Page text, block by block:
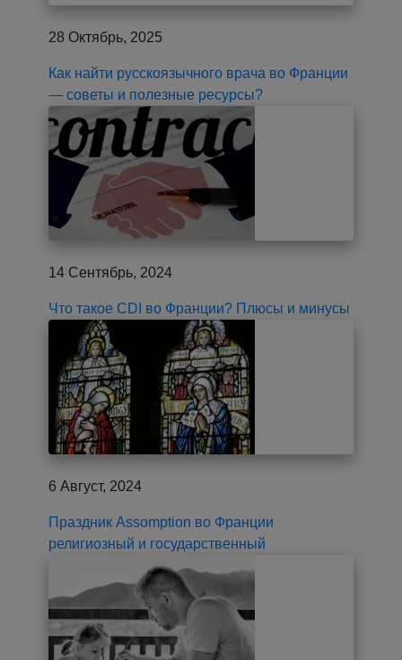
28 Октябрь, 2025
Как найти русскоязычного врача во Франции
— советы и полезные ресурсы?
14 Сентябрь, 2024
Что такое CDI во Франции? Плюсы и минусы
6 Август, 2024
Праздник Assomption во Франции
религиозный и государственный